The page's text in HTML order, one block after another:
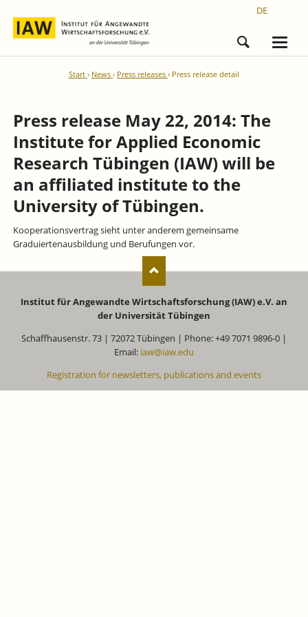
DE
Start News Press releases Press release detail
Press release May 22, 2014: The
Institute for Applied Economic
Research Tübingen (IAW) will be
an affiliated institute to the
University of Tübingen.
Kooperationsvertrag sieht unter anderem gemeinsame
Graduiertenausbildung und Berufungen vor.
Institut für Angewandte Wirtschaftsforschung (IAW) e.V. an
der Universität Tübingen
Schaffhausenstr. 73 | 72072 Tübingen | Phone: +49 7071 9896-0 |
Email: iaw@iaw.edu
Registration for newsletters, publications and events